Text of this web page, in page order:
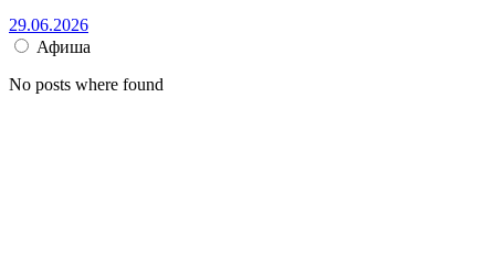
29.06.2026
Афиша
No posts where found